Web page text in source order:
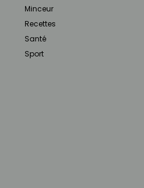
Minceur
Recettes
Santé
Sport